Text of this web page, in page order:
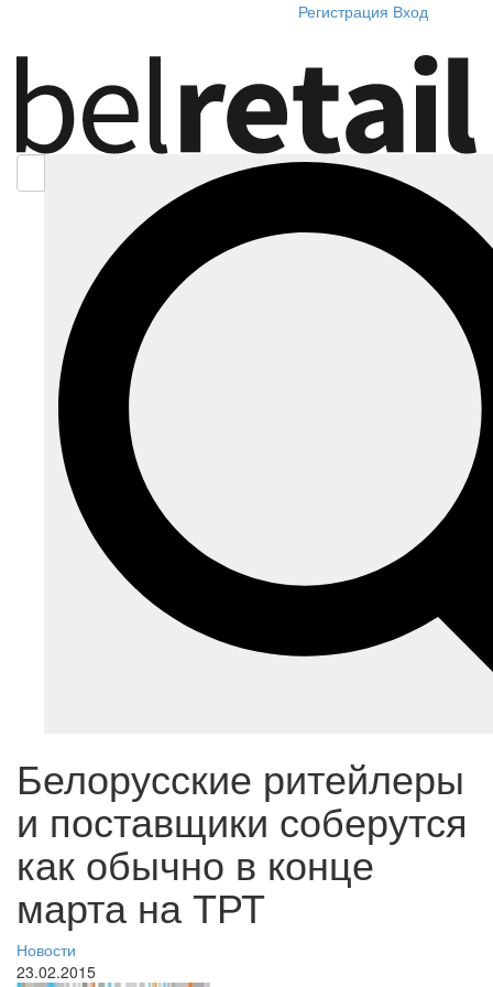
Регистрация Вход
Белорусские ритейлеры
и поставщики соберутся
как обычно в конце
марта на ТРТ
Новости
23.02.2015